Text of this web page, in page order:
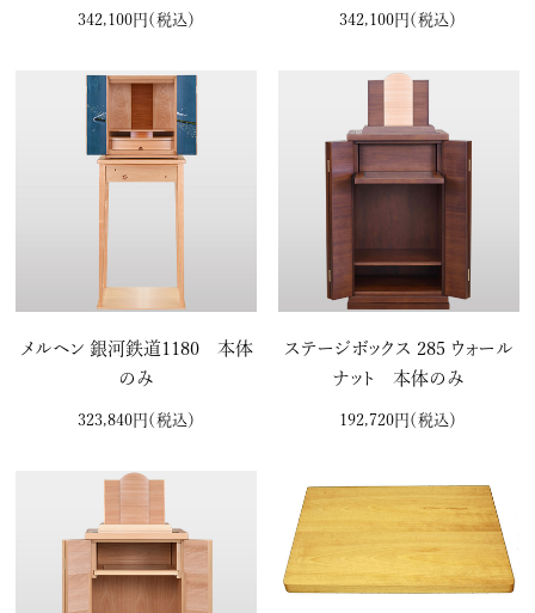
342,100円 （税込） 342,100円 （税込）
メルヘン 銀河鉄道1180 本体
のみ
323,840円 （税込）
ステージボックス 285 ウォール
ナット 本体のみ
192,720円 （税込）